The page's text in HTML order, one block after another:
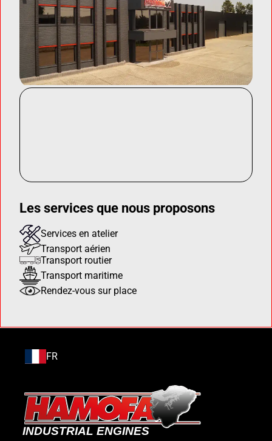
Les services que nous proposons
Services en atelier
Transport aérien
Transport routier
Transport maritime
Rendez-vous sur place
FR